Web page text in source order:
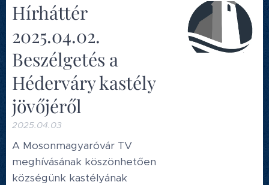
Hírháttér
2025.04.02.
Beszélgetés a
Héderváry kastély
jövőjéről
2025.04.03
A Mosonmagyaróvár TV
meghívásának köszönhetően
községünk kastélyának